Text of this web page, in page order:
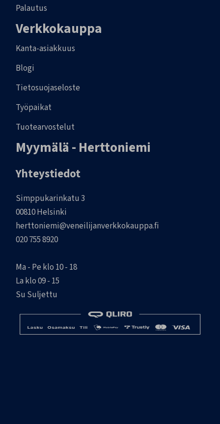
Palautus
Verkkokauppa
Kanta-asiakkuus
Blogi
Tietosuojaseloste
Työpaikat
Tuotearvostelut
Myymälä - Herttoniemi
Yhteystiedot
Simppukarinkatu 3
00810 Helsinki
herttoniemi@veneilijanverkkokauppa.fi
020 755 8920
Ma - Pe klo 10 - 18
La klo 09 - 15
Su Suljettu